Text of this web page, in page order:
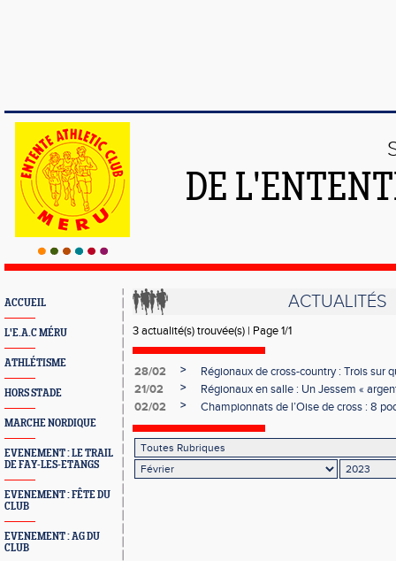
DE
ACCUEIL
L'E.A.C MÉRU
ATHLÉTISME
HORS STADE
MARCHE NORDIQUE
EVENEMENT : LE TRAIL
DE FAY-LES-ETANGS
EVENEMENT : FÊTE DU
CLUB
EVENEMENT : AG DU
CLUB
ACTUALITÉS
3 actualité(s) trouvée(s) | Page 1/1
28/02 >
Régionaux de cross-country : Trois sur
21/02
>
Régionaux en salle : Un Jessem «
02/02
> Championnats de l’Oise de cross : 8